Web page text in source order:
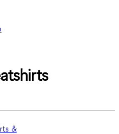
&